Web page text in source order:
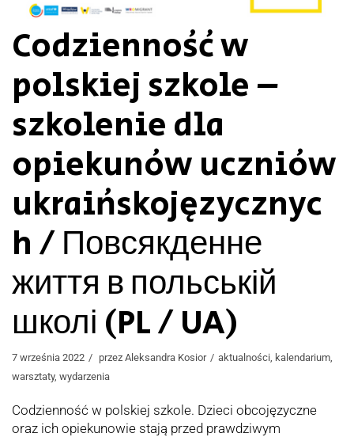
Codzienność w
polskiej szkole –
szkolenie dla
opiekunów uczniów
ukraińskojęzycznyc
h / Повсякденне
життя в польській
школі (PL / UA)
7 września 2022 przez Aleksandra Kosior aktualności kalendarium
warsztaty, wydarzenia
Codzienność w polskiej szkole. Dzieci obcojęzyczne
oraz ich opiekunowie stają przed prawdziwym